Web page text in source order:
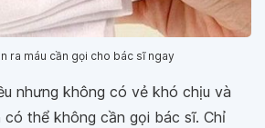
ra máu cần gọi cho bác sĩ ngay
nhưng không có vẻ khó chịu và
có thể không cần gọi bác sĩ. Chỉ